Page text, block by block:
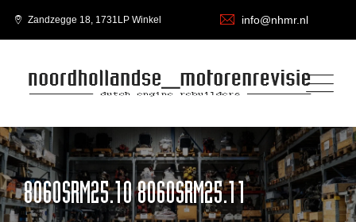
Zandzegge 18, 1731LP Winkel info@nhmr.nl
8060SRM25.10 8060SRM25.11